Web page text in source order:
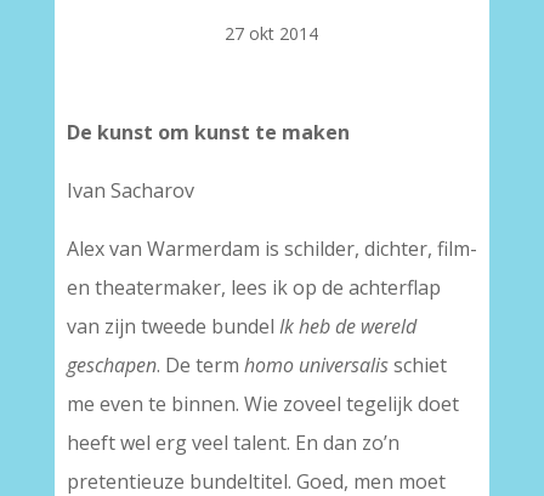
27 okt 2014
De kunst om kunst te maken
Ivan Sacharov
Alex van Warmerdam is schilder, dichter, film-
en theatermaker, lees ik op de achterflap
van zijn tweede bundel Ik heb de wereld
geschapen. De term homo universalisschiet
me even te binnen. Wie zoveel tegelijk doet
heeft wel erg veel talent. En dan zo’n
pretentieuze bundeltitel. Goed, men moet